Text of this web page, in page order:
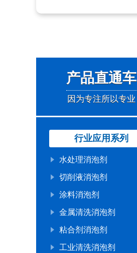
产品直通车
因为专注所以专业
行业应用系列
水处理消泡剂
切削液消泡剂
涂料消泡剂
金属清洗消泡剂
粘合剂消泡剂
工业清洗消泡剂